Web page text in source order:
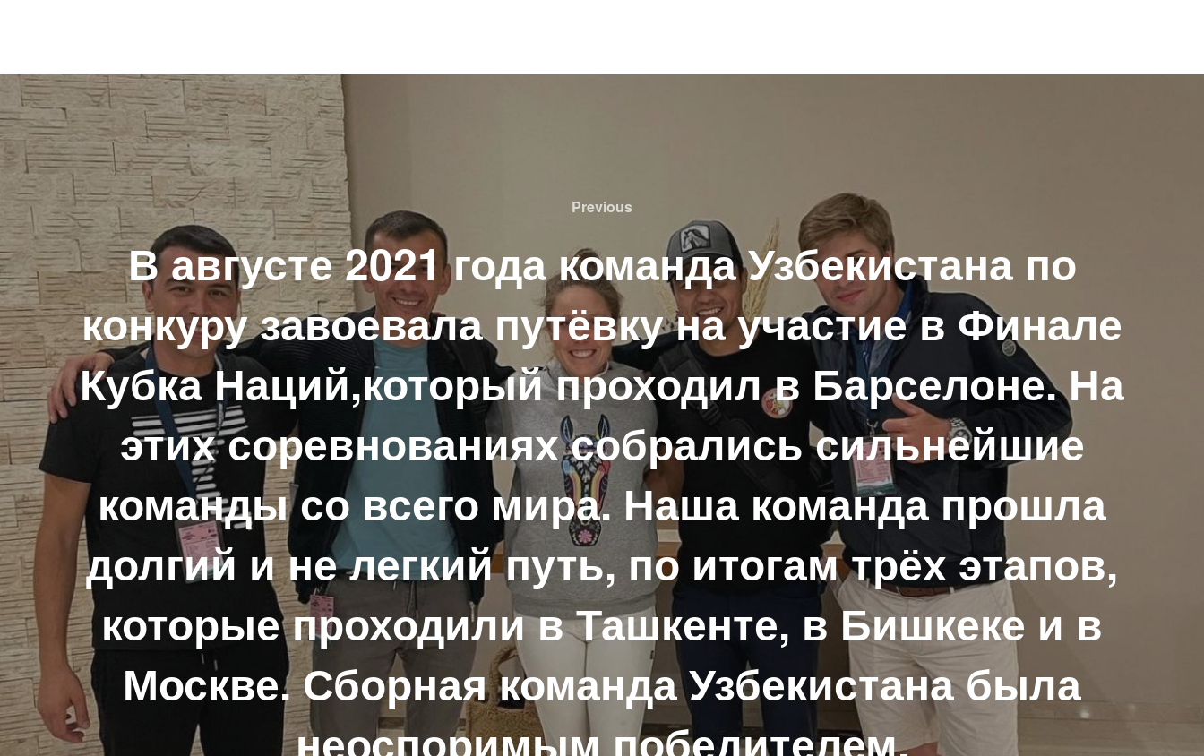
Навигация
по
записям
Previous
Previous
В августе 2021 года команда Узбекистана по
конкуру завоевала путёвку на участие в Финале
Кубка Наций,который проходил в Барселоне. На
этих соревнованиях собрались сильнейшие
команды со всего мира. Наша команда прошла
долгий и не легкий путь, по итогам трёх этапов,
которые проходили в Ташкенте, в Бишкеке и в
Москве. Сборная команда Узбекистана была
неоспоримым победителем.